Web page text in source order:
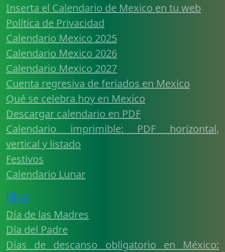
Inserta el Calendario de Mexico en tu web
Política de Privacidad
Calendario Mexico 2025
Calendario Mexico 2026
Calendario Mexico 2027
Cuenta regresiva de feriados en Mexico
Qué se celebra hoy en Mexico
Descargar calendario en PDF
Calendario imprimible: PDF horizontal,
vertical y listado
Festivos
Calendario Lunar
Blog
Día de las Madres
Día del Padre
Días de descanso obligatorio en México: